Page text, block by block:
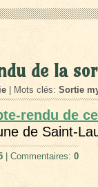
de la
| Mots clés: Sortie
rendu de
de Saint-
| Commentaires: 0